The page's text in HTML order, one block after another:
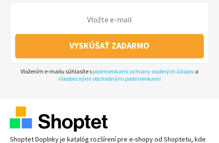
VYSKÚŠAŤ ZADARMO
Vložením e-mailu súhlasíte s podmienkami ochrany osobných údajov a
všeobecnými obchodnými podmienkami
Shoptet Doplnky je katalóg rozšírení pre e-shopyod Shoptetu, kde